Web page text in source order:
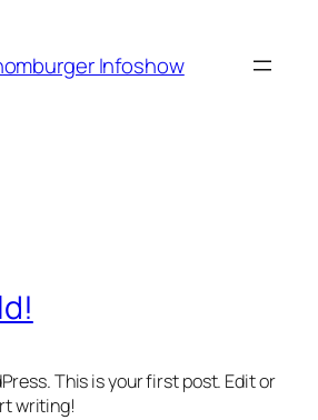
Infoshow
This is your first post. Edit or
writing!